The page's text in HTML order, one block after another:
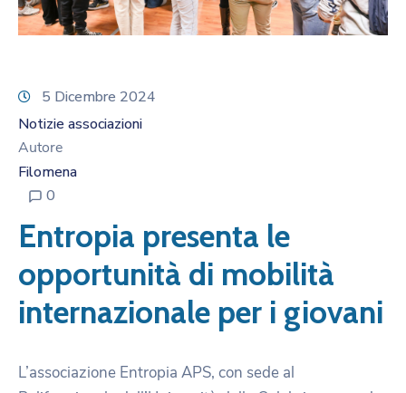
5 Dicembre 2024
Notizie associazioni
Autore
Filomena
0
Entropia presenta le
opportunità di mobilità
internazionale per i giovani
L’associazione Entropia APS, con sede al